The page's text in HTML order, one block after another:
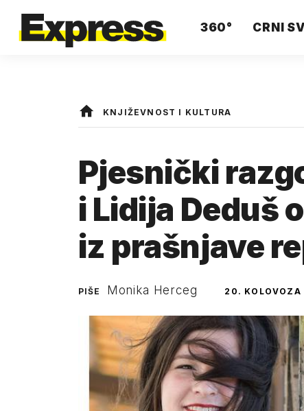
360° CRNI
KNJIŽEVNOST I KULTURA
Pjesnički
i Lidija Deduš
iz prašnjave
PIŠE Monika Herceg 20. KOLOVOZA